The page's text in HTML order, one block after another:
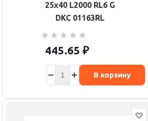
25х40 L2000 RL6 G
DKC 01163RL
445.65 ₽
В корзину